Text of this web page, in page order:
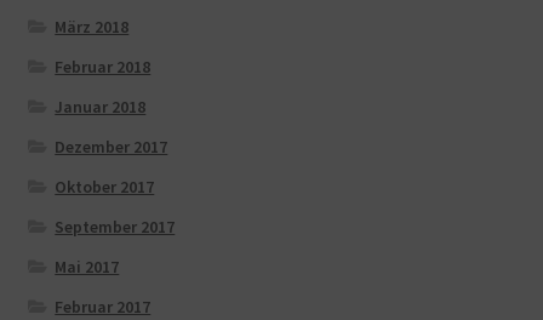
März 2018
Februar 2018
Januar 2018
Dezember 2017
Oktober 2017
September 2017
Mai 2017
Februar 2017